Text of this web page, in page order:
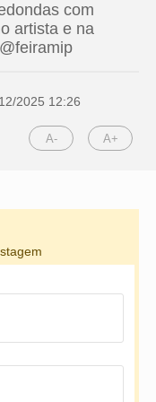
com
artista e na
2025 12:26
A- A+